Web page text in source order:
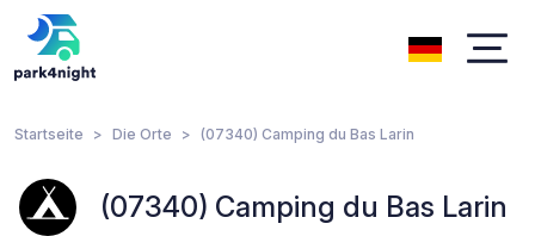
Startseite Die Orte (07340) Camping du Bas Larin
(07340) Camping du Bas Larin